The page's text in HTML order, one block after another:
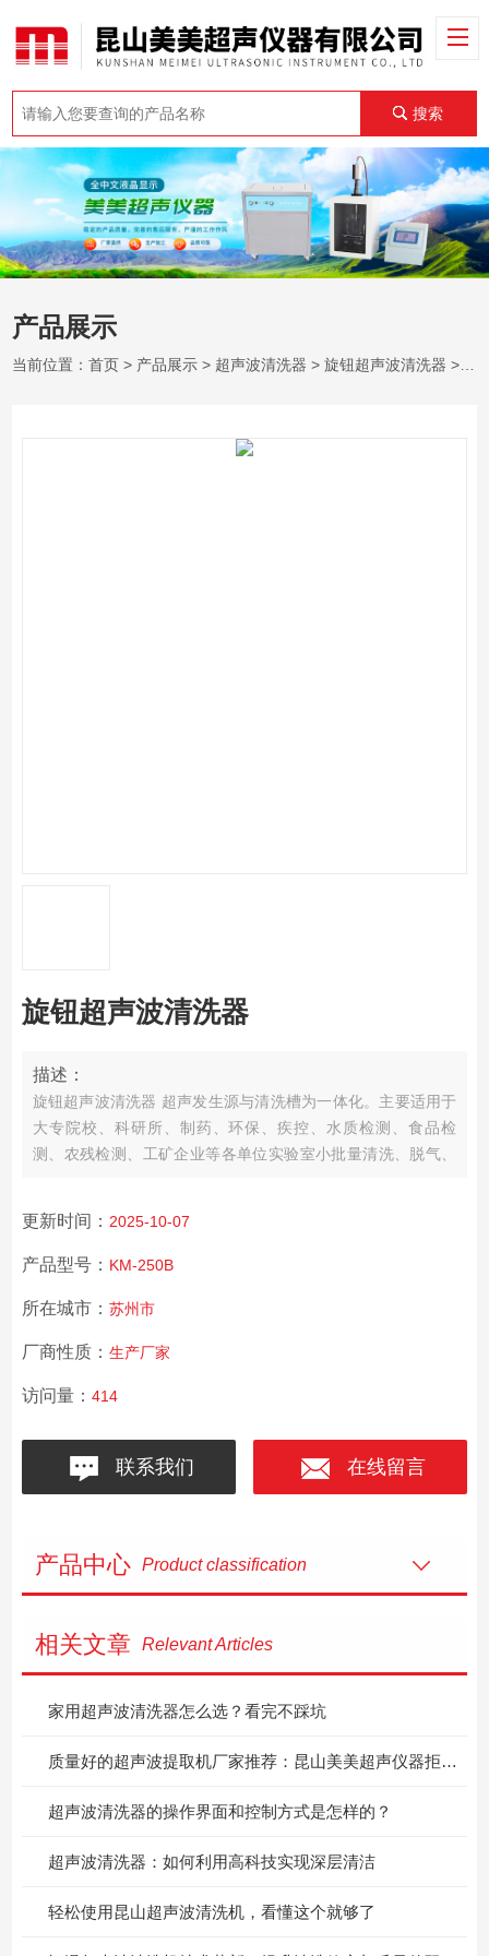
搜索
产品展示
当前位置：首页 > 产品展示 > 超声波清洗器 >旋钮超声波清洗器 > KM-250B旋钮超声波清洗器
旋钮超声波清洗器
描述：
旋钮超声波清洗器 超声发生源与清洗槽为一体化。主要适用于
大专院校、科研所、制药、环保、疾控、水质检测、食品检
测、农残检测、工矿企业等各单位实验室小批量清洗、脱气、
更新时间： 2025-10-07
产品型号： KM-250B
所在城市： 苏州市
厂商性质： 生产厂家
访问量： 414
联系我们 在线留言
产品中心 Product classification
相关文章 Relevant Articles
家用超声波清洗器怎么选？看完不踩坑
质量好的超声波提取机厂家推荐：昆山美美超声仪器拒绝频繁维修
超声波清洗器的操作界面和控制方式是怎样的？
超声波清洗器：如何利用高科技实现深层清洁
轻松使用昆山超声波清洗机，看懂这个就够了